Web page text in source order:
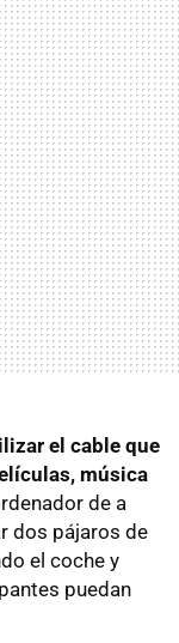
el cable que
música
de a
dos pájaros de
el coche y
puedan